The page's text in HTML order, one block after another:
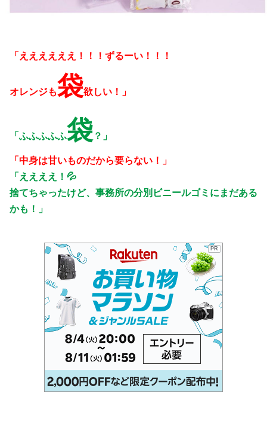
「ええええええ！！！ずるーい！！！
オレンジも袋欲しい！」
「ふふふふふ袋 ？」
「中身は甘いものだから要らない！」
「ええええ！💦
捨てちゃったけど、事務所の分別ビニールゴミにまだある
かも！」
PR